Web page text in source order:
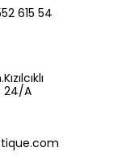
615 54
24/A